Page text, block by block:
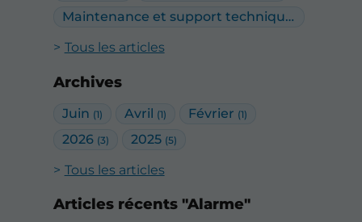
Maintenance et support technique
Tous les articles
Archives
Juin (1) Avril (1) Février (1)
2026 (3) 2025 (5)
Tous les articles
Articles récents "Alarme"